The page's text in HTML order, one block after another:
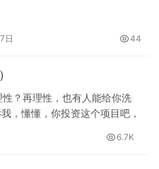
日 44
？再理性，也有人能给你洗
，懂懂，你投资这个项目吧，
6.7K